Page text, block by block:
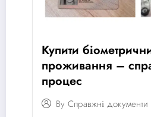
Купити
проживання –
процес
By Справжні документи